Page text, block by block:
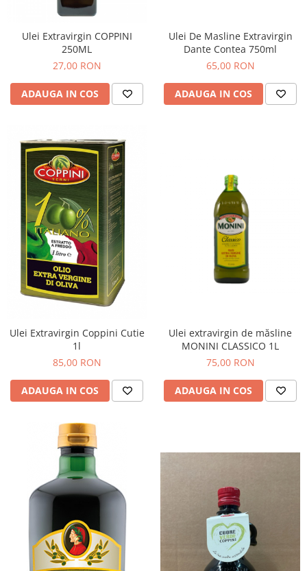
Ulei Extravirgin COPPINI
250ML
27,00 RON
ADAUGA IN COS
Ulei De Masline Extravirgin
Dante Contea 750ml
65,00 RON
ADAUGA IN COS
Ulei Extravirgin Coppini Cutie
1l
85,00 RON
ADAUGA IN COS
Ulei extravirgin de măsline
MONINI CLASSICO 1L
75,00 RON
ADAUGA IN COS